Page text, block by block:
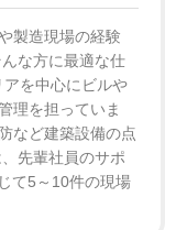
製造現場の経験
な方に最適な仕
を中心にビルや
理を担っていま
など建築設備の点
先輩社員のサポ
て5～10件の現場